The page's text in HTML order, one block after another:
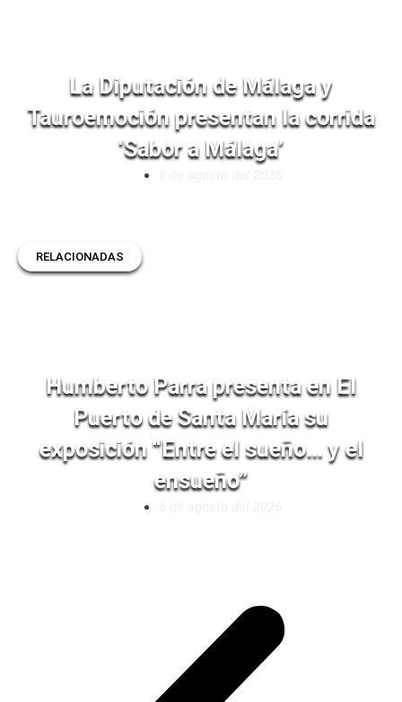
La Diputación de Málaga y
Tauroemoción presentan la corrida
‘Sabor a Málaga’
RELACIONADAS
Humberto Parra presenta en El
Puerto de Santa María su
exposición “Entre el sueño… y el
ensueño”